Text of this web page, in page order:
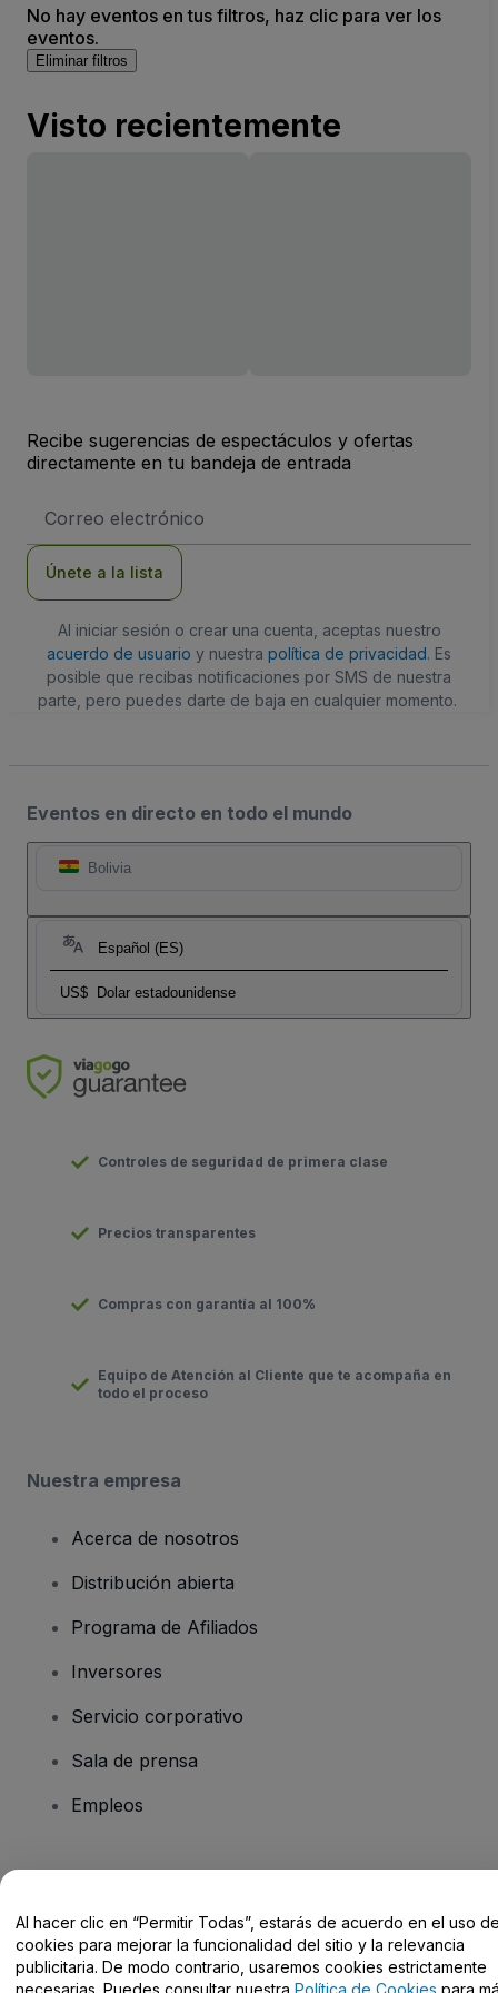
No hay eventos en tus filtros, haz clic para ver los
eventos.
Eliminar filtros
Visto recientemente
Recibe sugerencias de espectáculos y ofertas
directamente en tu bandeja de entrada
de
Únete a la lista
Al iniciar sesión o crear una cuenta, aceptas nuestro
acuerdo de usuario y nuestra política de privacidad. Es
posible que recibas notificaciones por SMS de nuestra
parte, pero puedes darte de baja en cualquier momento.
Eventos en directo en todo el mundo
Bolivia
Español (ES)
US$ Dolar estadounidense
Controles de seguridad de primera clase
Precios transparentes
Compras con garantía al 100%
Equipo de Atención al Cliente que te acompaña en
todo el proceso
Nuestra empresa
Acerca de nosotros
Distribución abierta
Programa de Afiliados
Inversores
Servicio corporativo
Sala de prensa
Empleos
Centro de Ayuda / Contacto
Al hacer clic en “Permitir Todas”, estarás de acuerdo en el uso
cookies para mejorar la funcionalidad del sitio y la relevancia
publicitaria. De modo contrario, usaremos cookies estrictamente
necesarias. Puedes consultar nuestra Política de Cookies para